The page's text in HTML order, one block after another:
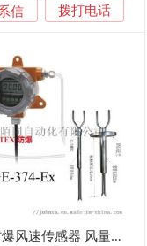
信 拨打电话
ATEX防爆风速传感器 风量变送器